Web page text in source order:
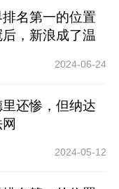
名第一的位置
，新浪成了温
2024-06-24
还惨，但纳达
2024-05-12